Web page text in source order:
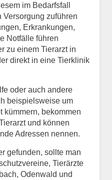
im Bedarfsfall
zuführen
Erkrankungen,
Notfälle führen
zu einem Tierarzt in
direkt in eine Tierklinik
oder auch andere
beispielsweise um
kümmern, bekommen
und können
Adressen nennen.
gefunden, sollte man
Tierärzte
Odenwald und